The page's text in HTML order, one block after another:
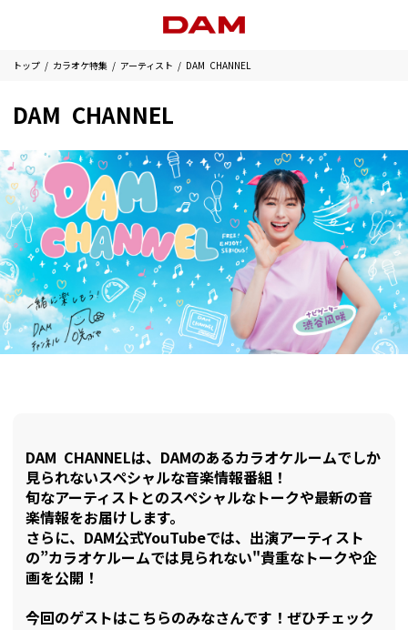
トップ カラオケ特集 アーティスト DAM CHANNEL
DAM CHANNEL
DAM CHANNELは、DAMのあるカラオケルームでしか
見られないスペシャルな音楽情報番組！
旬なアーティストとのスペシャルなトークや最新の音
楽情報をお届けします。
さらに、DAM公式YouTubeでは、出演アーティスト
の”カラオケルームでは見られない"貴重なトークや企
画を公開！
今回のゲストはこちらのみなさんです！ぜひチェック